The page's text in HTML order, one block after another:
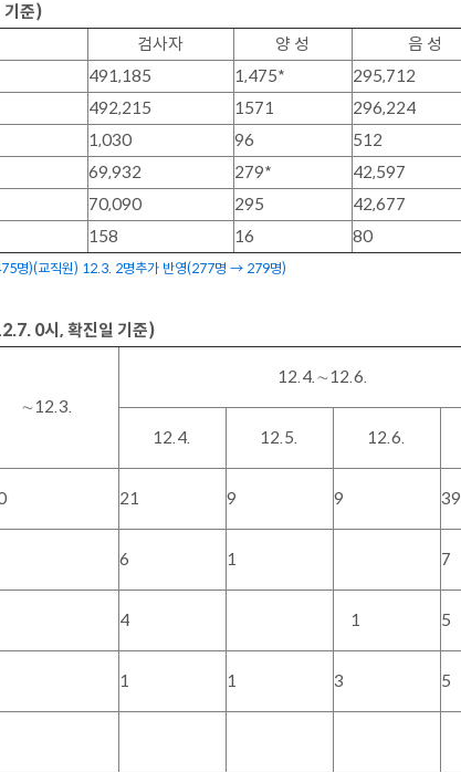
기준)
검사자 양 성 음 성
491,185 1,475* 295,712
492,215 1571 296,224
1,030 96 512
69,932 279* 42,597
70,090 295 42,677
158 16 80
명)(교직원) 12.3. 2명추가 반영(277명 → 279명)
0시, 확진일 기준)
∼ 12.3.
12.4.∼ 12.6.
12.4.
12.5. 12.6.
21 9 9 39
6 1 7
4 1 5
1 1 3 5